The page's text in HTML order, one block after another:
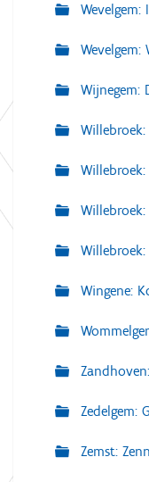
Wevelgem:
Wijnegem:
Wingene:
Zedelgem:
Zemst: